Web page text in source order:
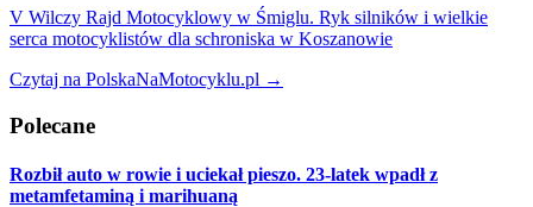
V Wilczy Rajd Motocyklowy w Śmiglu. Ryk silników i wielkie
serca motocyklistów dla schroniska w Koszanowie
Czytaj na PolskaNaMotocyklu.pl →
Polecane
Rozbił auto w rowie i uciekał pieszo. 23-latek wpadł z
metamfetaminą i marihuaną